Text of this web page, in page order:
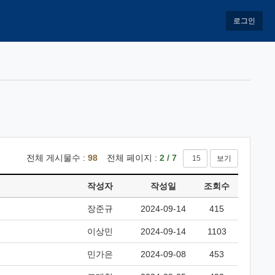
로그인
전체 게시물수 : 98 전체 페이지 : 2 / 7 보기
작성자 작성일 조회수
장준규 2024-09-14 415
이상민 2024-09-14 1103
민가은 2024-09-08 453